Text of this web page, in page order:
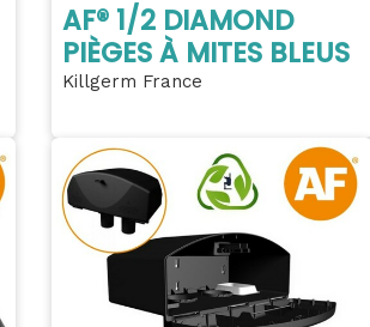
AF® 1/2 DIAMOND
PIÈGES À MITES BLEUS
Killgerm France